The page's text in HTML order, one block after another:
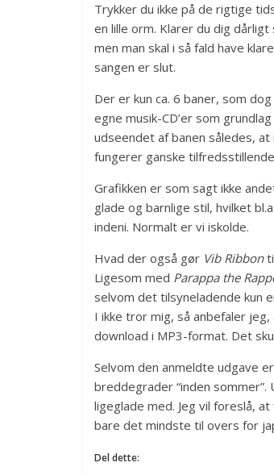
Trykker du ikke på de rigtige
en lille orm. Klarer du dig
men man skal i så fald have
sangen er slut.
Der er kun ca. 6 baner, som
egne musik-CD’er som
udseendet af banen således,
fungerer ganske
Grafikken er som sagt ikke
glade og barnlige stil, hvilket
indeni. Normalt er vi iskolde.
Hvad der også gør Vib Ribbon
Ligesom med Parappa the
selvom det tilsyneladende kun
I ikke tror mig, så anbefaler
download i MP3-format. Det
Selvom den anmeldte udgave
breddegrader “inden
ligeglade med. Jeg vil foreslå,
bare det mindste til overs for
Del dette: